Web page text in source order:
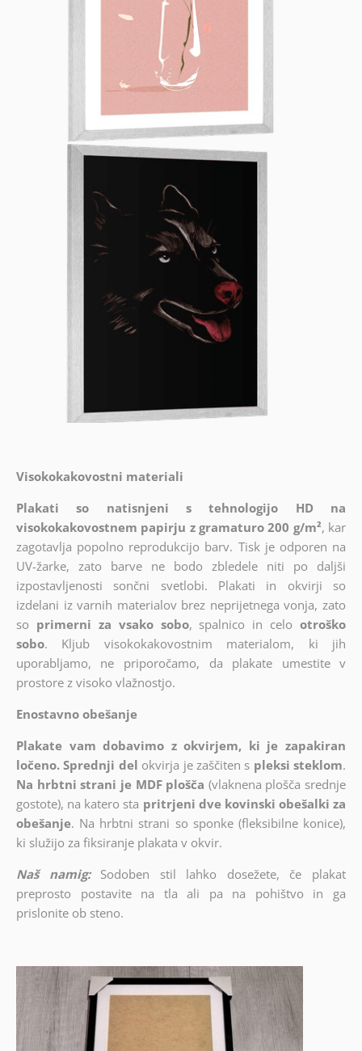
Visokokakovostni materiali
Plakati so natisnjeni s tehnologijo HD na
visokokakovostnem papirju z gramaturo 200 g/m², kar
zagotavlja popolno reprodukcijo barv. Tisk je odporen na
UV-žarke, zato barve ne bodo zbledele niti po daljši
izpostavljenosti sončni svetlobi. Plakati in okvirji so
izdelani iz varnih materialov brez neprijetnega vonja, zato
so primerni za vsako sobo, spalnico in celo otroško
sobo. Kljub visokokakovostnim materialom, ki jih
uporabljamo, ne priporočamo, da plakate umestite v
prostore z visoko vlažnostjo.
Enostavno obešanje
Plakate vam dobavimo z okvirjem, ki je zapakiran
ločeno. Sprednji del okvirja je zaščiten s pleksi steklom.
Na hrbtni strani je MDF plošča (vlaknena plošča srednje
gostote), na katero sta pritrjeni dve kovinski obešalki za
obešanje. Na hrbtni strani so sponke (fleksibilne konice),
ki služijo za fiksiranje plakata v okvir.
Naš namig:
Sodoben stil lahko dosežete, če plakat
preprosto postavite na tla ali pa na pohištvo in ga
prislonite ob steno.